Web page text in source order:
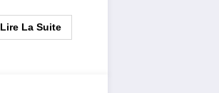
Lire La Suite